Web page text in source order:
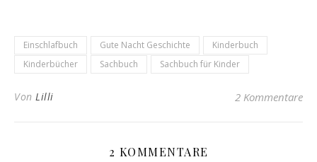
Einschlafbuch Gute Nacht Geschichte
Kinderbuch
Kinderbücher
Sachbuch Sachbuch für Kinder
Von Lilli 2 Kommentare
2 KOMMENTARE